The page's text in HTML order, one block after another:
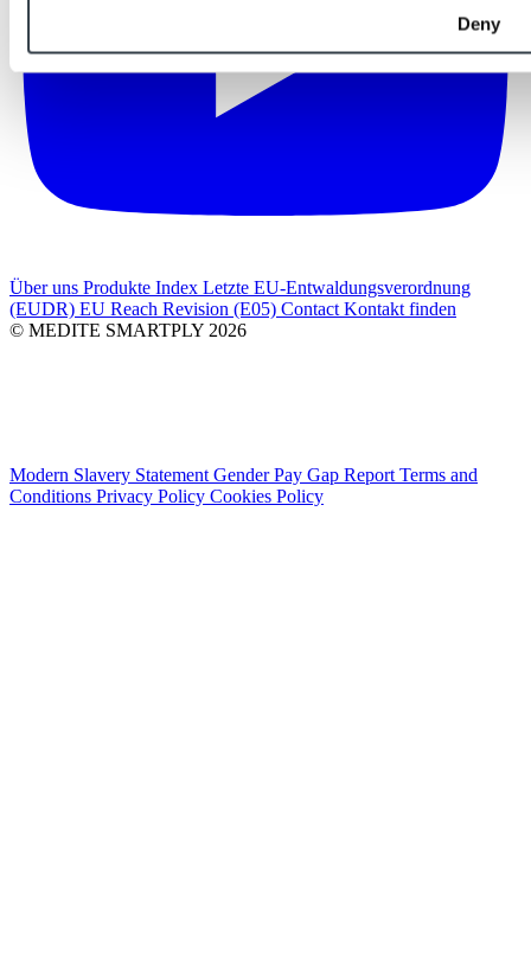
Deny
Über uns Produkte Index Letzte EU-Entwaldungsverordnung
(EUDR) EU Reach Revision (E05) Contact Kontakt finden
© MEDITE SMARTPLY 2026
Modern Slavery Statement Gender Pay Gap Report Terms and
Conditions Privacy Policy Cookies Policy